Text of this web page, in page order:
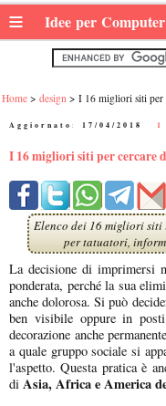
≡ Idee per
Home design I 16 migliori siti per
Aggiornato: 17/04/2018 1
I 16 migliori siti per cercare
Elenco dei 16 migliori
per tatuatori,
La decisione di imprimersi
ponderata, perché la sua
anche dolorosa. Si può
ben visibile oppure in
decorazione anche
a quale gruppo sociale si
l'aspetto. Questa pratica è
di Asia, Africa e America